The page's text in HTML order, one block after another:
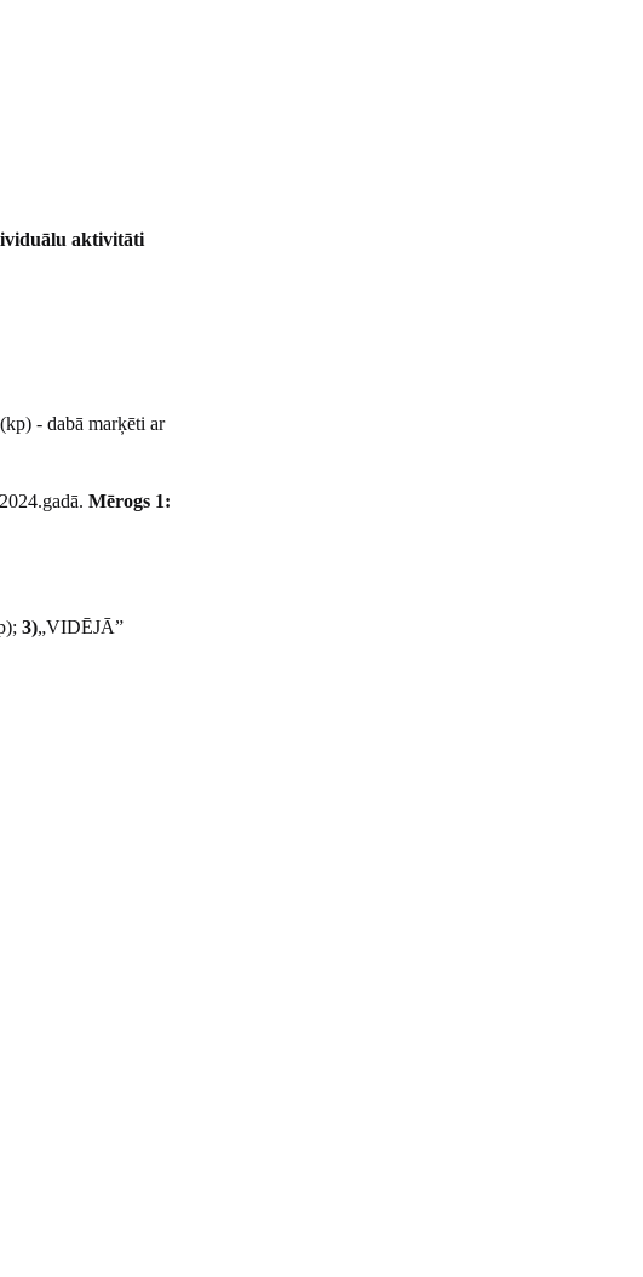
aktivitāti
- dabā marķēti ar
Mērogs 1:
3)„VIDĒJĀ”